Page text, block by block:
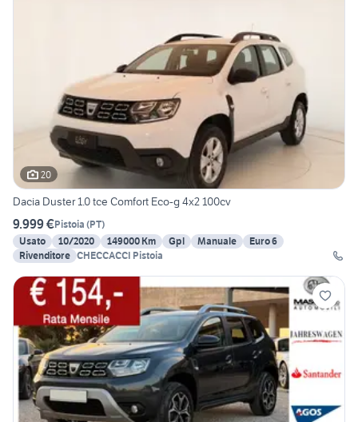
20
Dacia Duster 1.0 tce Comfort Eco-g 4x2 100cv
9.999 €Pistoia (PT)
Usato
10/2020 149000 Km Gpl Manuale
Euro 6
Rivenditore CHECCACCI Pistoia